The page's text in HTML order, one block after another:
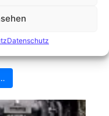
Datenschutz
war nur leicht
Die Kamera